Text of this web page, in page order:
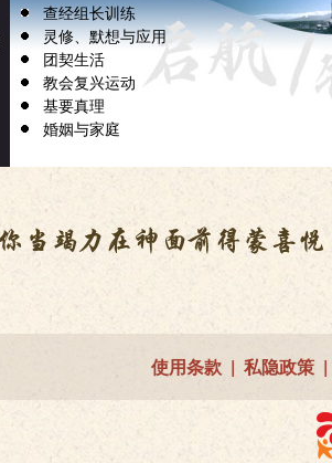
查经组长训练
灵修、默想与应用
团契生活
教会复兴运动
基要真理
婚姻与家庭
使用条款 | 私隐政策